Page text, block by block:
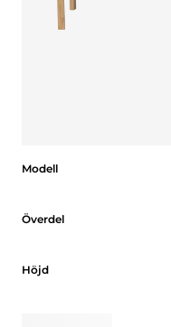
Modell
Överdel
Höjd